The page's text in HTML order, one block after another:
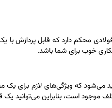
محکم دارد که قابل پردازش
خوب برای شما باشد.
می‌شود که ویژگی‌های لازم برای
است، بنابراین می‌توانید یک